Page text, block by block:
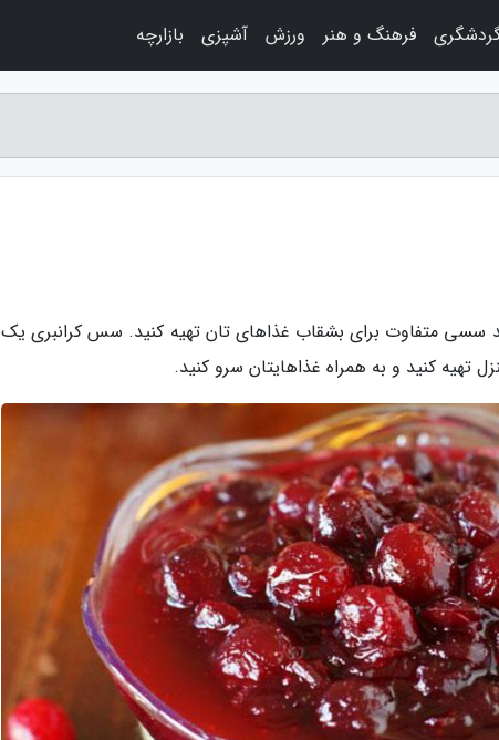
سسی متفاوت برای بشقاب غذاهای تان تهیه کنید. سس کرانبری یک
کنید و به همراه غذاهایتان سرو کنید.
فرهنگ و هنر ورزش آشپزی بازارچه